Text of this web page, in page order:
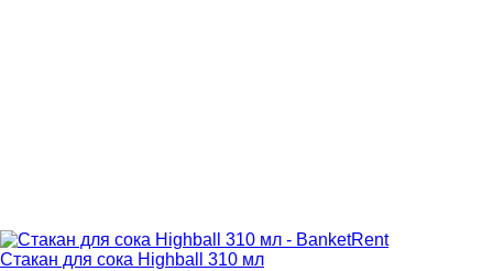
Стакан для сока Highball 310 мл